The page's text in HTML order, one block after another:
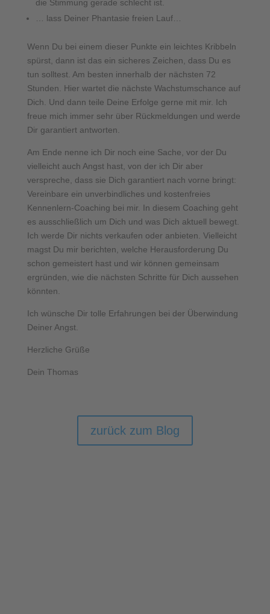
die Stimmung gerade schlecht ist.
… lass Deiner Phantasie freien Lauf…
Wenn Du bei einem dieser Punkte ein leichtes Kribbeln
spürst, dann ist das ein sicheres Zeichen, dass Du es
tun solltest. Am besten innerhalb der nächsten 72
Stunden. Hier wartet die nächste Wachstumschance auf
Dich. Und dann teile Deine Erfolge gerne mit mir. Ich
freue mich immer sehr über Rückmeldungen und werde
Dir garantiert antworten.
Am Ende nenne ich Dir noch eine Sache, vor der Du
vielleicht auch Angst hast, von der ich Dir aber
verspreche, dass sie Dich garantiert nach vorne bringt:
Vereinbare ein unverbindliches und kostenfreies
Kennenlern-Coaching bei mir. In diesem Coaching geht
es ausschließlich um Dich und was Dich aktuell bewegt.
Ich werde Dir nichts verkaufen oder anbieten. Vielleicht
magst Du mir berichten, welche Herausforderung Du
schon gemeistert hast und wir können gemeinsam
ergründen, wie die nächsten Schritte für Dich aussehen
könnten.
Ich wünsche Dir tolle Erfahrungen bei der Überwindung
Deiner Angst.
Herzliche Grüße
Dein Thomas
zurück zum Blog